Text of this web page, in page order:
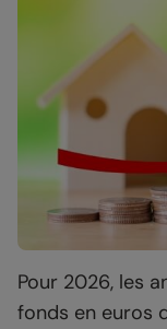
Pour 2026, les
fonds en euros